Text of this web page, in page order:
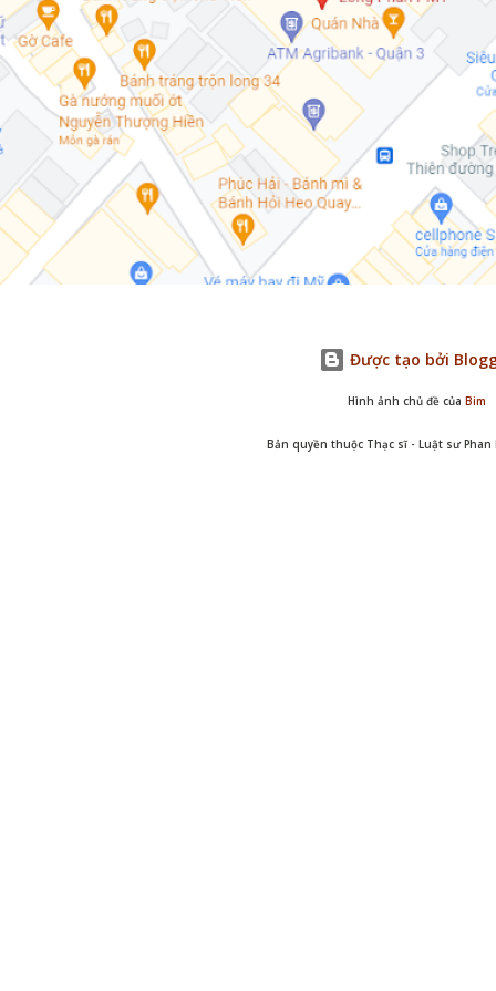
Được tạo bởi
Hình ảnh chủ đề của Bim
Bản quyền thuộc Thạc sĩ - Luật sư Phan